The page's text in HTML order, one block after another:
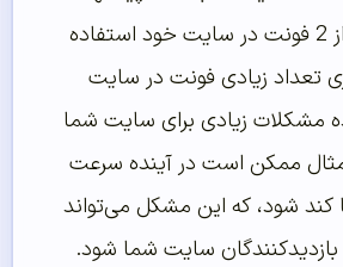
می‌کنیم که حداکثر از 2 فونت در سایت خود استفاده
تعداد زیادی فونت در سایت
مشکلات زیادی برای سایت شما
ممکن است در آینده سرعت
کند شود، که این مشکل می‌تواند
سایت شما شود.